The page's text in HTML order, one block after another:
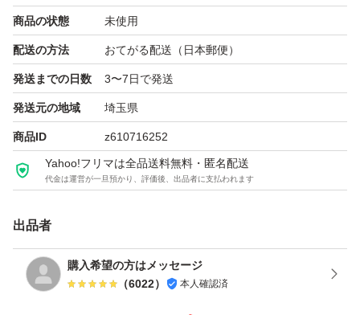
商品の状態 未使用
配送の方法 おてがる配送（日本郵便）
発送までの日数 3〜7日で発送
発送元の地域 埼玉県
商品ID z610716252
Yahoo!フリマは全品送料無料・匿名配送
代金は運営が一旦預かり、評価後、出品者に支払われます
出品者
購入希望の方はメッセージ
（6022） 本人確認済